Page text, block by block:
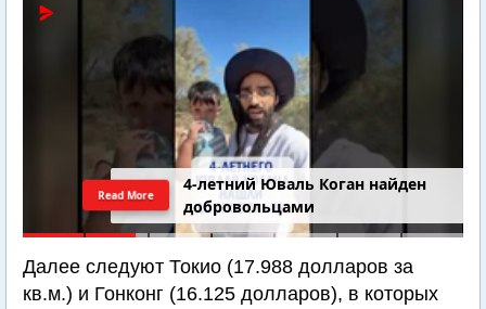
4-летний Юваль Коган найден
добровольцами
Read More
Далее следуют Токио (17.988 долларов за
кв.м.) и Гонконг (16.125 долларов), в которых